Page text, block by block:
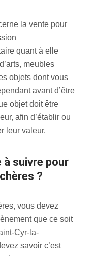
la vente pour
quant à elle
meubles
objets dont vous
avant d’être
objet doit être
afin d’établir ou
leur valeur.
?
vous devez
que ce soit
Cyr-la-
savoir c’est